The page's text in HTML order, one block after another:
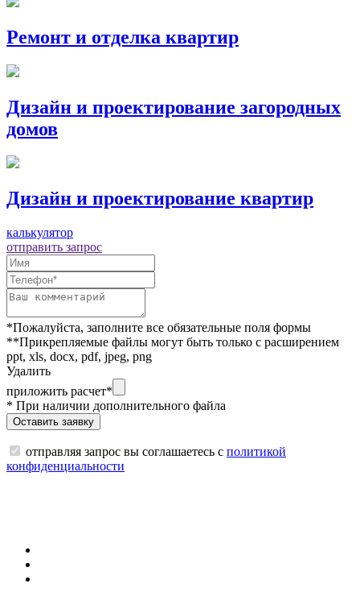
Ремонт и отделка квартир
Дизайн и проектирование загородных
домов
Дизайн и проектирование квартир
калькулятор
отправить запрос
*Пожалуйста, заполните все обязательные поля формы
**Прикрепляемые файлы могут быть только с расширением
ppt, xls, docx, pdf, jpeg, png
Удалить
приложить расчет*
* При наличии дополнительного файла
отправляя запрос вы соглашаетесь с политикой
конфиденциальности